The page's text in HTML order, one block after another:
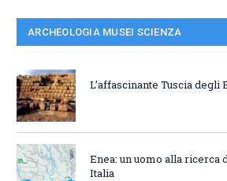
ARCHEOLOGIA MUSEI SCIENZA
L’affascinante Tuscia degli
Enea: un uomo alla ricerca
Italia